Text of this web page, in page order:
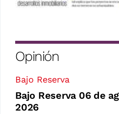
Opinión
Bajo Reserva
Bajo Reserva 06 de
2026